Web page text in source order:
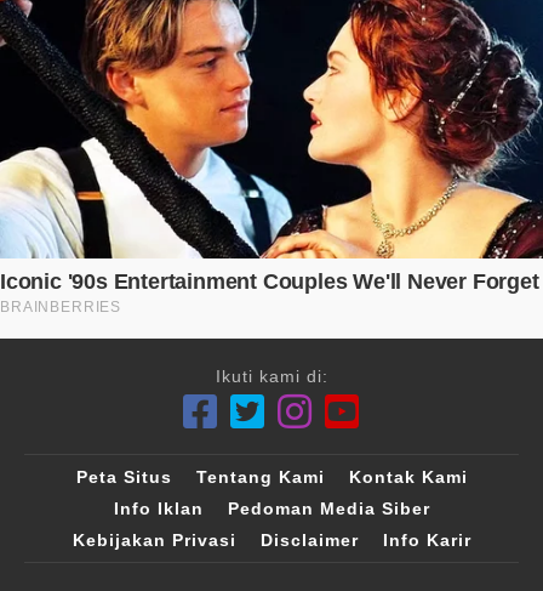
Ikuti kami di:
Peta Situs Tentang Kami
Kontak Kami
Info Iklan
Pedoman Media Siber
Kebijakan Privasi
Disclaimer Info Karir